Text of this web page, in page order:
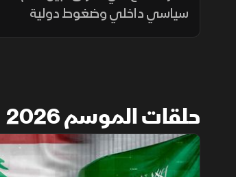
سياسي داخلي وضغوط دولية
حلقات الموسم 2026